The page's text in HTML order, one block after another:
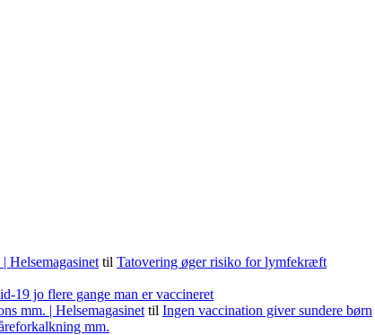
Helsemagasinet til Tatovering øger risiko for lymfekræft
19 jo flere gange man er vaccineret
mm. | Helsemagasinet til Ingen vaccination giver sundere børn
mm.